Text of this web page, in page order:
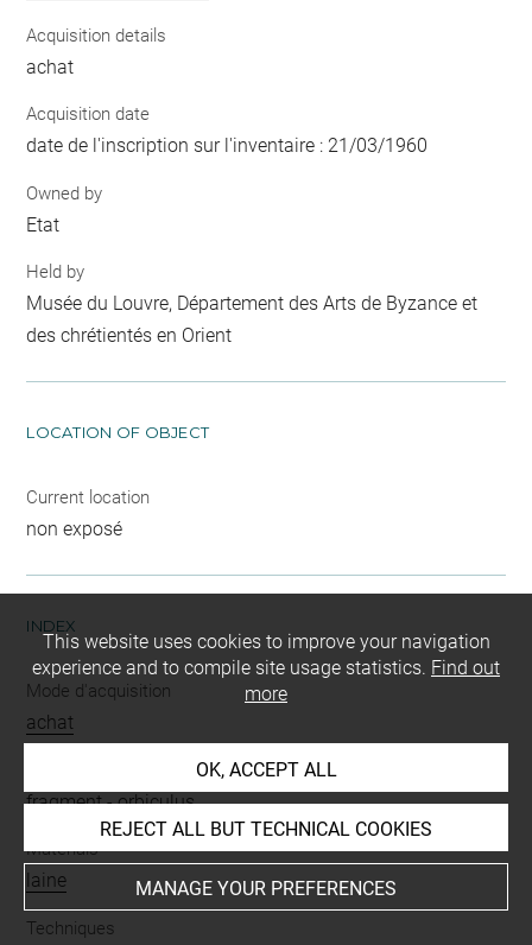
Acquisition details
achat
Acquisition date
date de l'inscription sur l'inventaire : 21/03/1960
Owned by
Etat
Held by
Musée du Louvre, Département des Arts de Byzance et
des chrétientés en Orient
LOCATION OF OBJECT
Current location
non exposé
INDEX
Mode d'acquisition
achat
fragment-orbiculus
Materials
laine
Techniques
This website uses cookies to improve your navigation
experience and to compile site usage statistics. Find out
more
OK, ACCEPT ALL
REJECT ALL BUT TECHNICAL COOKIES
MANAGE YOUR PREFERENCES